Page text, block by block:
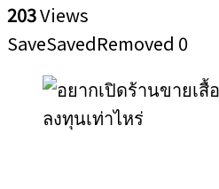
203Views
SaveSavedRemoved 0